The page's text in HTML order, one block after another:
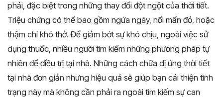
phải, đặc biệt trong những thay đổi đột ngột của thời tiết.
Triệu chứng có thể bao gồm ngứa ngáy, nổi mẩn đỏ, hoặc
thậm chí khó thở. Để giảm bớt sự khó chịu, ngoài việc sử
dụng thuốc, nhiều người tìm kiếm những phương pháp tự
nhiên để điều trị tại nhà. Những cách chữa dị ứng thời tiết
tại nhà đơn giản nhưng hiệu quả sẽ giúp bạn cải thiện tình
trạng này mà không cần phải ra ngoài tìm kiếm sự can